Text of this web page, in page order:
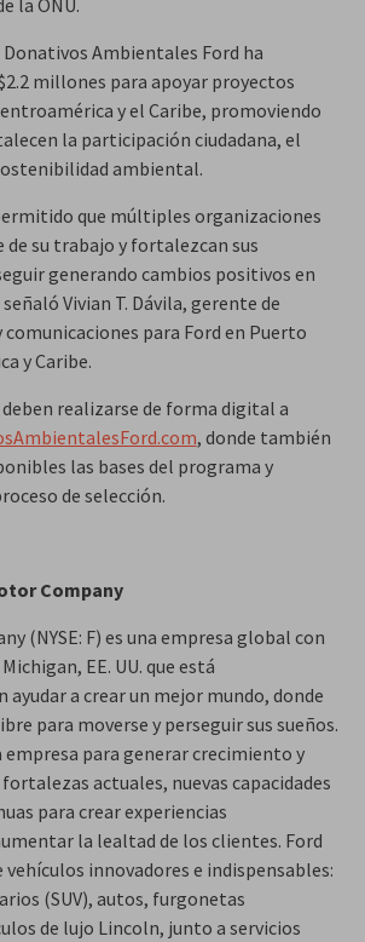
Donativos Ambientales Ford ha
millones para apoyar proyectos
y el Caribe, promoviendo
la participación ciudadana, el
ambiental.
que múltiples organizaciones
de su trabajo y fortalezcan sus
generando cambios positivos en
Vivian T. Dávila, gerente de
para Ford en Puerto
y Caribe.
realizarse de forma digital a
, donde también
las bases del programa y
de selección.
Company
(NYSE: F) es una empresa global con
EE. UU. que está
a crear un mejor mundo, donde
para moverse y perseguir sus sueños.
empresa para generar crecimiento y
actuales, nuevas capacidades
para crear experiencias
la lealtad de los clientes. Ford
innovadores e indispensables:
(SUV), autos, furgonetas
de lujo Lincoln, junto a servicios